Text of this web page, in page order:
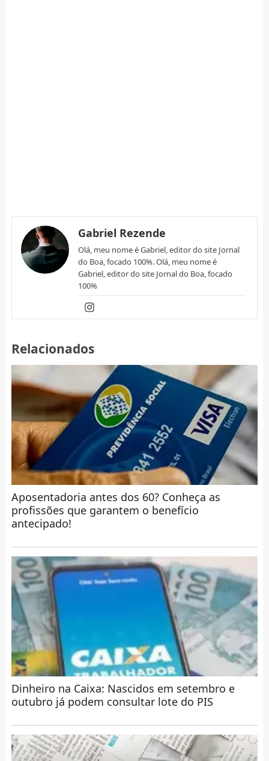
Gabriel Rezende
Olá, meu nome é Gabriel, editor do site Jornal
do Boa, focado 100%. Olá, meu nome é
Gabriel, editor do site Jornal do Boa, focado
100%
Relacionados
Aposentadoria antes dos 60? Conheça as
profissões que garantem o benefício
antecipado!
Dinheiro na Caixa: Nascidos em setembro e
outubro já podem consultar lote do PIS